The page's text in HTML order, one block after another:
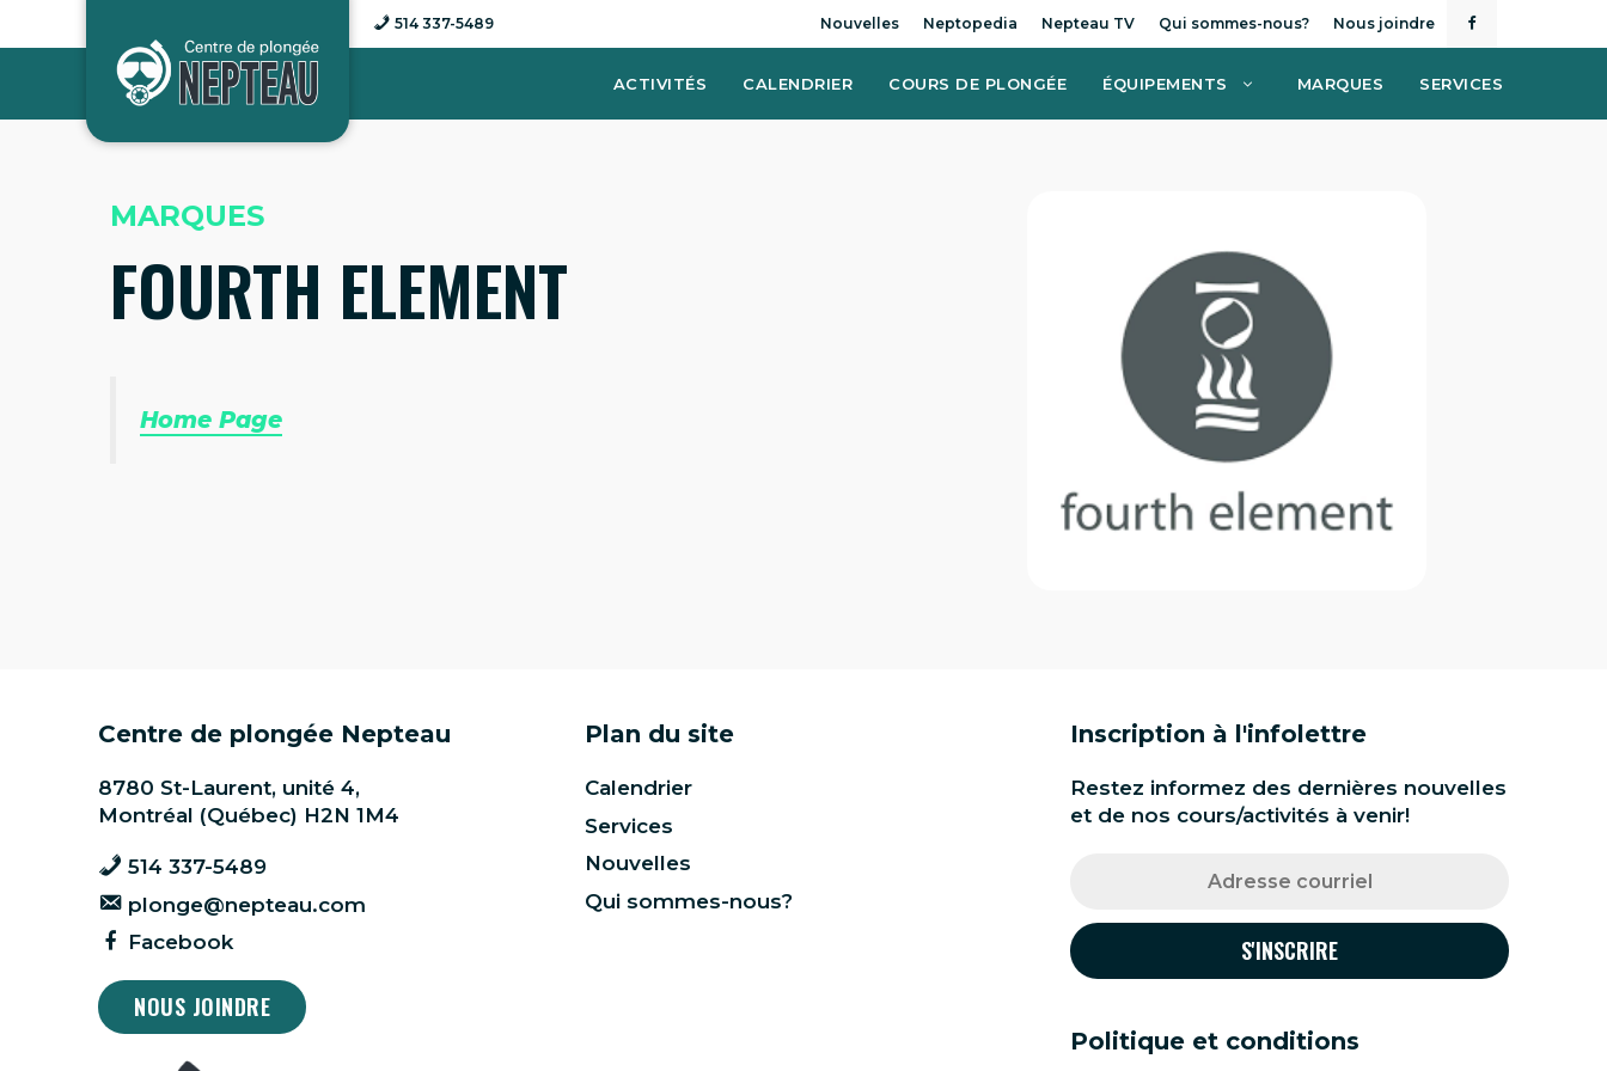
514 337-5489 Nouvelles Neptopedia Nepteau TV Qui sommes-nous? Nous joindre
ACTIVITÉS CALENDRIER COURS DE PLONGÉE ÉQUIPEMENTS MARQUES SERVICES
MARQUES
FOURTH ELEMENT
Home Page
Centre de plongée Nepteau
8780 St-Laurent, unité 4,
Montréal (Québec) H2N 1M4
514 337-5489
plonge@nepteau.com
Facebook
NOUS JOINDRE
Plan du site
Calendrier
Services
Nouvelles
Qui sommes-nous?
Inscription à l'infolettre
Restez informez des dernières nouvelles
et de nos cours/activités à venir!
Politique et conditions